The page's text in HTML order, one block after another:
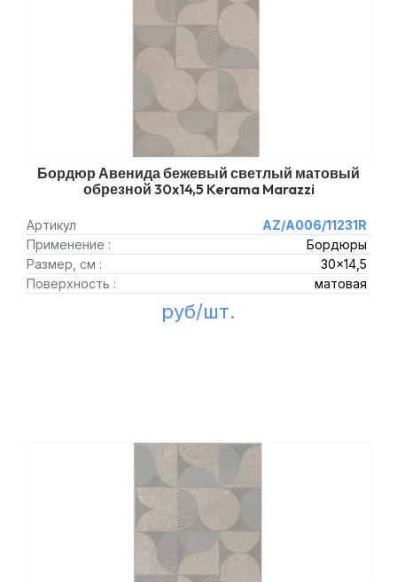
Бордюр Авенида бежевый светлый матовый
обрезной 30x14,5 Kerama Marazzi
Артикул
AZ/A006/11231R
Применение :
Бордюры
Размер, см :
30x14,5
Поверхность :
матовая
руб/шт.